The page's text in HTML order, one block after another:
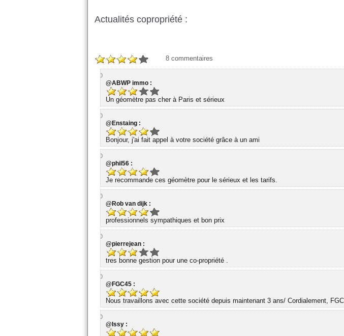
Actualités copropriété :
8 commentaires
@ABWP immo :
Un géomètre pas cher à Paris et sérieux
@Enstaing :
Bonjour, j'ai fait appel à votre société grâce à un ami
@phil56 :
Je recommande ces géomètre pour le sérieux et les tarifs.
@Rob van dijk :
professionnels sympathiques et bon prix
@pierrejean :
tres bonne gestion pour une co-propriété .
@FGC45 :
Nous travaillons avec cette société depuis maintenant 3 ans/ Cordialement, FGC
@Issy :